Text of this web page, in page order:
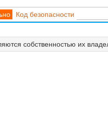
Код безопасности
собственностью их